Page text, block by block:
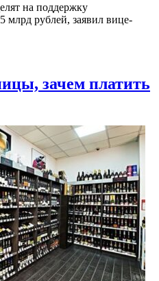
на поддержку
млрд рублей, заявил вице-
зачем платить